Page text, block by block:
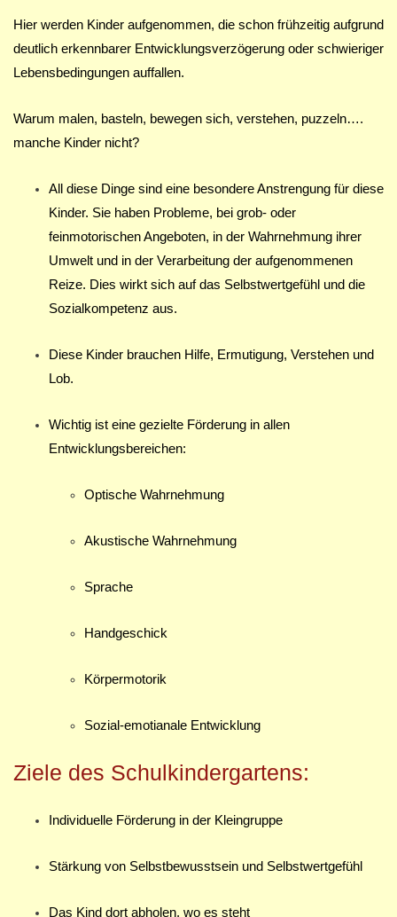
Hier werden Kinder aufgenommen, die schon frühzeitig aufgrund
deutlich erkennbarer Entwicklungsverzögerung oder schwieriger
Lebensbedingungen auffallen.
Warum malen, basteln, bewegen sich, verstehen, puzzeln….
manche Kinder nicht?
All diese Dinge sind eine besondere Anstrengung für diese
Kinder. Sie haben Probleme, bei grob- oder
feinmotorischen Angeboten, in der Wahrnehmung ihrer
Umwelt und in der Verarbeitung der aufgenommenen
Reize. Dies wirkt sich auf das Selbstwertgefühl und die
Sozialkompetenz aus.
Diese Kinder brauchen Hilfe, Ermutigung, Verstehen und
Lob.
Wichtig ist eine gezielte Förderung in allen
Entwicklungsbereichen:
Optische Wahrnehmung
Akustische Wahrnehmung
Sprache
Handgeschick
Körpermotorik
Sozial-emotianale Entwicklung
Ziele des Schulkindergartens:
Individuelle Förderung in der Kleingruppe
Stärkung von Selbstbewusstsein und Selbstwertgefühl
Das Kind dort abholen, wo es steht